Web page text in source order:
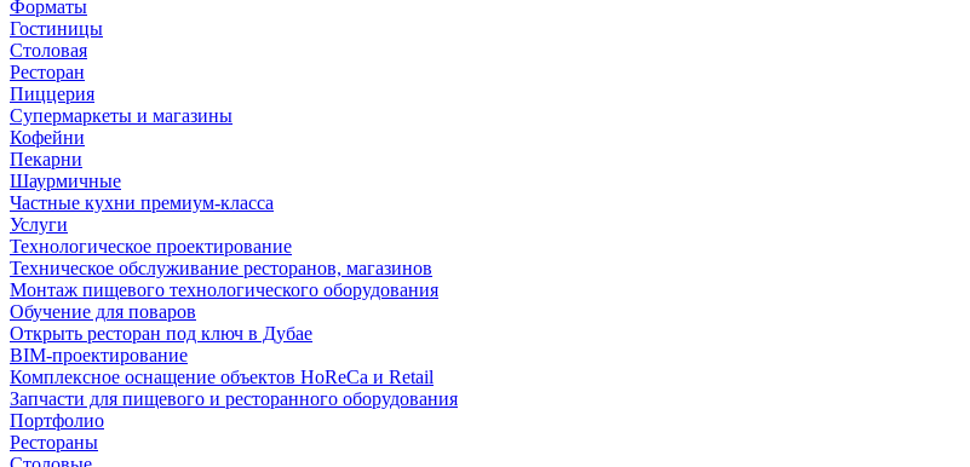
Форматы
Гостиницы
Столовая
Ресторан
Пиццерия
Супермаркеты и магазины
Кофейни
Пекарни
Шаурмичные
Частные кухни премиум-класса
Услуги
Технологическое проектирование
Техническое обслуживание ресторанов, магазинов
Монтаж пищевого технологического оборудования
Обучение для поваров
Открыть ресторан под ключ в Дубае
BIM-проектирование
Комплексное оснащение объектов HoReCa и Retail
Запчасти для пищевого и ресторанного оборудования
Портфолио
Рестораны